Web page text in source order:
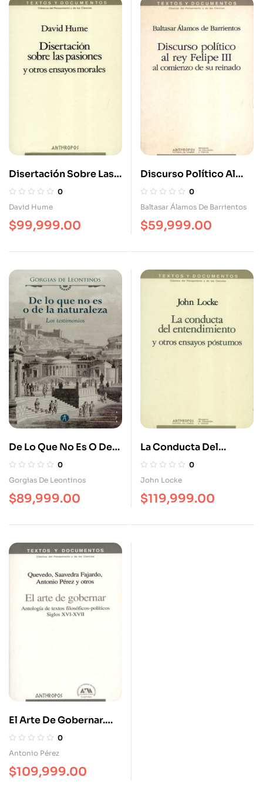
Disertación Sobre Las
Pasiones (2ª Ed) Y
Otros Ensayos Morales
0
David Hume
$99,999.00
Discurso Político Al
Rey Felipe III Al
Comienzo De Su
0
Baltasar Álamos De Barrientos
$59,999.00
De Lo Que No Es O De
La Naturaleza Los
Testimonios
0
Gorgias De Leontinos
$89,999.00
La Conducta Del
Entendimiento Y Otros
Ensayos Póstumos
0
John Locke
$119,999.00
El Arte De Gobernar.
Antología De Textos
Filosofico-Politicos
0
Antonio Pérez
$109,999.00